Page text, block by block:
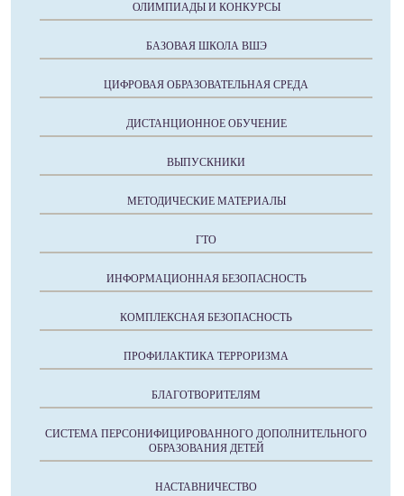
ОЛИМПИАДЫ И КОНКУРСЫ
БАЗОВАЯ ШКОЛА ВШЭ
ЦИФРОВАЯ ОБРАЗОВАТЕЛЬНАЯ СРЕДА
ДИСТАНЦИОННОЕ ОБУЧЕНИЕ
ВЫПУСКНИКИ
МЕТОДИЧЕСКИЕ МАТЕРИАЛЫ
ГТО
ИНФОРМАЦИОННАЯ БЕЗОПАСНОСТЬ
КОМПЛЕКСНАЯ БЕЗОПАСНОСТЬ
ПРОФИЛАКТИКА ТЕРРОРИЗМА
БЛАГОТВОРИТЕЛЯМ
СИСТЕМА ПЕРСОНИФИЦИРОВАННОГО ДОПОЛНИТЕЛЬНОГО
ОБРАЗОВАНИЯ ДЕТЕЙ
НАСТАВНИЧЕСТВО